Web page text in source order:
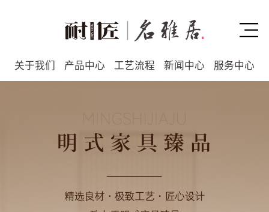
关于我们 产品中心 工艺流程 新闻中心 服务中心